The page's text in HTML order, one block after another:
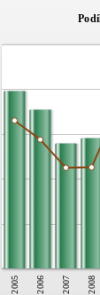
2005 2006 2007 2008